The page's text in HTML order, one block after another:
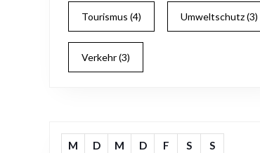
Tourismus (4) Umweltschutz(3)
Verkehr(3)
M D M D F S S